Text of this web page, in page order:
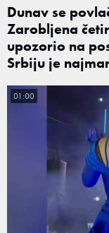
Dunav se
Zarobljena
upozorio na
Srbiju je
01:00